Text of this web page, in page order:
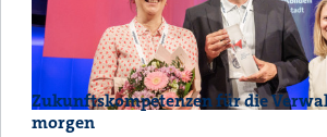
Zukunftskompetenzen für die
morgen